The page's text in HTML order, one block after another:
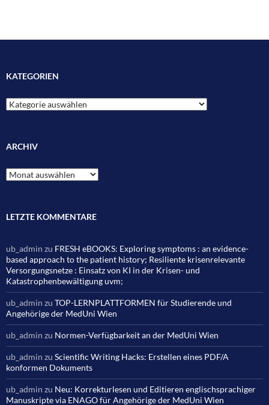
KATEGORIEN
Kategorien
ARCHIV
Archiv
LETZTE KOMMENTARE
ub_admin zu FRESH eBOOKS: Exploring symptoms : an evidence-
based approach to the patient history; Resiliente krisenrelevante
Versorgungsnetze : Einsatz von KI in der Krisen- und
Katastrophenbewältigung uvm;
ub_admin zu TOP-LERNPLATTFORMEN für Studierende und
Angehörige der MedUni Wien
ub_admin zu Normen-Verfügbarkeit an der MedUni Wien
ub_admin zu Scientific Writing Hacks: Erstellen eines PDF/A
konformen Dokuments
ub_admin zu Neu: Korrekturlesen und Editieren englischsprachiger
Manuskripte via ENAGO für Angehörige der MedUni Wien